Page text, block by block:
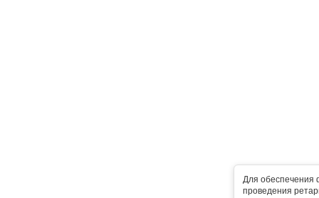
Для обеспечения
проведения